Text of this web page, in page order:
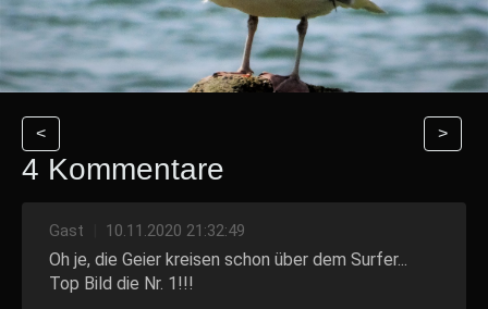
< >
4 Kommentare
Gast 10.11.2020 21:32:49
Oh je, die Geier kreisen schon über dem Surfer...
Top Bild die Nr. 1!!!